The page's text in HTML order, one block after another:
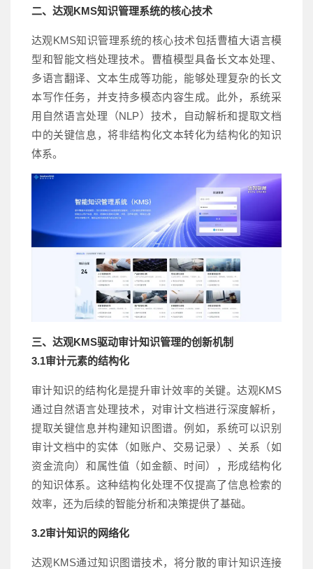
二、达观KMS知识管理系统的核心技术
达观KMS知识管理系统的核心技术包括曹植大语言模
型和智能文档处理技术。曹植模型具备长文本处理、
多语言翻译、文本生成等功能，能够处理复杂的长文
本写作任务，并支持多模态内容生成。此外，系统采
用自然语言处理（NLP）技术，自动解析和提取文档
中的关键信息，将非结构化文本转化为结构化的知识
体系。
三、达观KMS驱动审计知识管理的创新机制
3.1审计元素的结构化
审计知识的结构化是提升审计效率的关键。达观KMS
通过自然语言处理技术，对审计文档进行深度解析，
提取关键信息并构建知识图谱。例如，系统可以识别
审计文档中的实体（如账户、交易记录）、关系（如
资金流向）和属性值（如金额、时间），形成结构化
的知识体系。这种结构化处理不仅提高了信息检索的
效率，还为后续的智能分析和决策提供了基础。
3.2审计知识的网络化
达观KMS通过知识图谱技术，将分散的审计知识连接